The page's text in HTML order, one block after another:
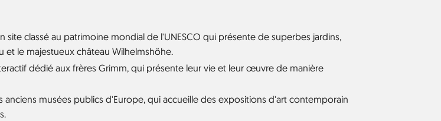
site classé au patrimoine mondial de l'UNESCO qui présente de superbes jardins,
et le majestueux château Wilhelmshöhe.
dédié aux frères Grimm, qui présente leur vie et leur œuvre de manière
anciens musées publics d'Europe, qui accueille des expositions d'art contemporain